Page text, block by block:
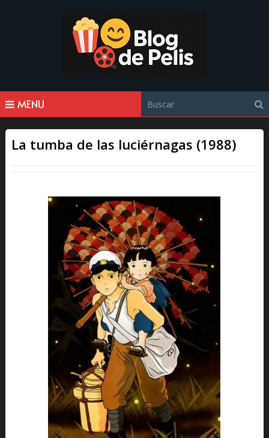
MENU
La tumba de las luciérnagas (1988)